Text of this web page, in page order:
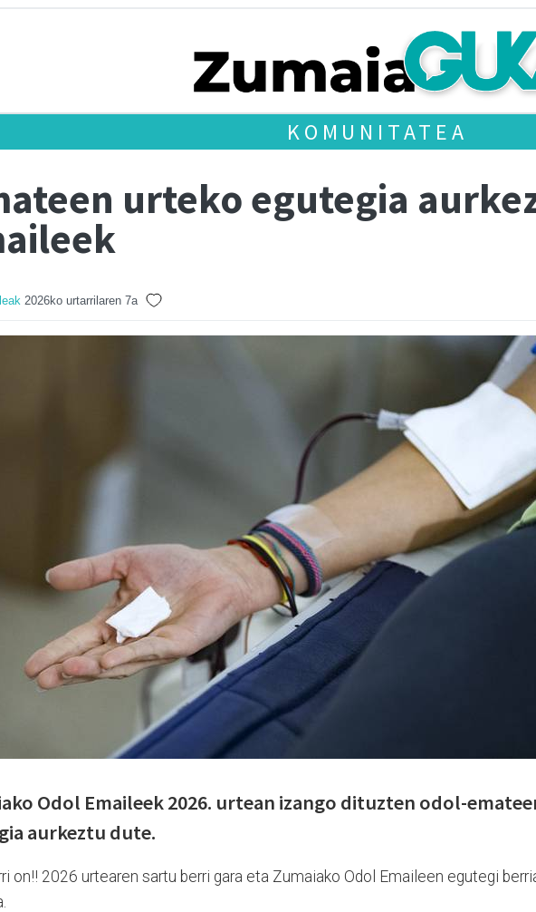
KOMUNITATEA
urteko egutegia
2026ko urtarrilaren 7a
Odol Emaileek 2026. urtean izango dituzten odol-
aurkeztu dute.
on!! 2026 urtearen sartu berri gara eta Zumaiako Odol Emaileen egutegi